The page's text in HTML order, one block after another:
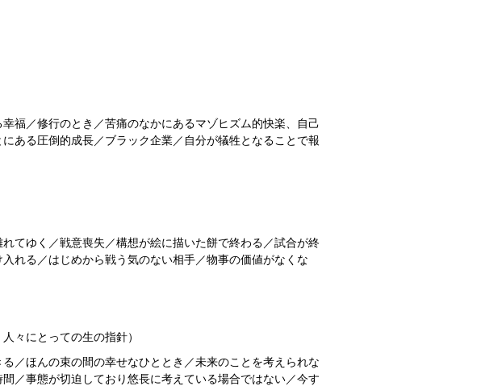
福／修行のとき／苦痛のなかにあるマゾヒズム的快楽、自己
ある圧倒的成長／ブラック企業／自分が犠牲となることで報
てゆく／戦意喪失／構想が絵に描いた餅で終わる／試合が終
れる／はじめから戦う気のない相手／物事の価値がなくな
々にとっての生の指針）
／ほんの束の間の幸せなひととき／未来のことを考えられな
／事態が切迫しており悠長に考えている場合ではない／今す